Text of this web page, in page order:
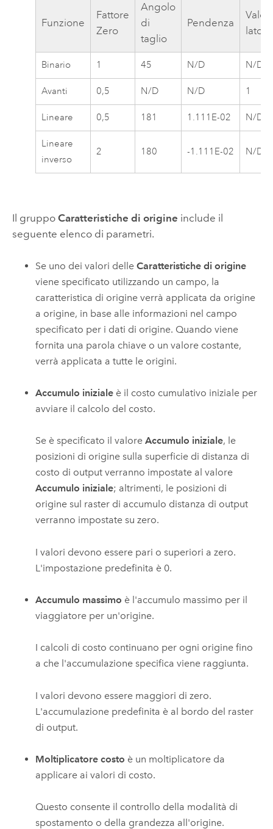
Funzione
Fattore
Zero
Angolo
di
taglio
Pendenza
lato
Binario 1 45 N/D N/D
Avanti 0,5 N/D N/D 1
Lineare 0,5 181 1.111E-02 N/D
Lineare
inverso
2 180 -1.111E-02 N/D
Il gruppo Caratteristiche di origine include il
seguente elenco di parametri.
Se uno dei valori delleCaratteristiche di origine
viene specificato utilizzando un campo, la
caratteristica di origine verrà applicata da origine
a origine, in base alle informazioni nel campo
specificato per i dati di origine. Quando viene
fornita una parola chiave o un valore costante,
verrà applicata a tutte le origini.
Accumulo iniziale è il costo cumulativo iniziale per
avviare il calcolo del costo.
Se è specificato il valoreAccumulo iniziale, le
posizioni di origine sulla superficie di distanza di
costo di output verranno impostate al valore
Accumulo iniziale; altrimenti, le posizioni di
origine sul raster di accumulo distanza di output
verranno impostate su zero.
I valori devono essere pari o superiori a zero.
L'impostazione predefinita è 0.
Accumulo massimo è l'accumulo massimo per il
viaggiatore per un'origine.
I calcoli di costo continuano per ogni origine fino
a che l'accumulazione specifica viene raggiunta.
I valori devono essere maggiori di zero.
L'accumulazione predefinita è al bordo del raster
di output.
Moltiplicatore costo è un moltiplicatore da
applicare ai valori di costo.
Questo consente il controllo della modalità di
spostamento o della grandezza all'origine.